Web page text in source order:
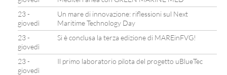
23 -
giovedì
Un mare di innovazione: riflessioni sul Next
Maritime Technology Day
23 -
giovedì
Si è conclusa la terza edizione di MAREinFVG!
23 -
giovedì
Il primo laboratorio pilota del progetto uBlueTec